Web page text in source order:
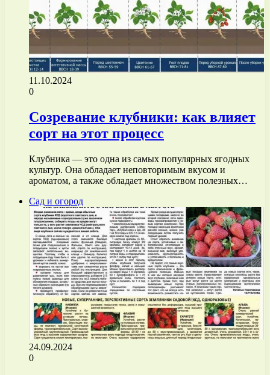
11.10.2024
0
Созревание клубники: как влияет
сорт на этот процесс
Клубника — это одна из самых популярных ягодных
культур. Она обладает неповторимым вкусом и
ароматом, а также обладает множеством полезных…
Сад и огород
24.09.2024
0